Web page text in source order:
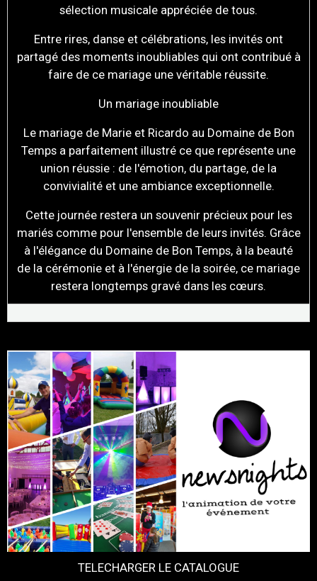
sélection musicale appréciée de tous.
Entre rires, danse et célébrations, les invités ont
partagé des moments inoubliables qui ont contribué à
faire de ce mariage une véritable réussite.
Un mariage inoubliable
Le mariage de Marie et Ricardo au Domaine de Bon
Temps a parfaitement illustré ce que représente une
union réussie : de l'émotion, du partage, de la
convivialité et une ambiance exceptionnelle.
Cette journée restera un souvenir précieux pour les
mariés comme pour l'ensemble de leurs invités. Grâce
à l'élégance du Domaine de Bon Temps, à la beauté
de la cérémonie et à l'énergie de la soirée, ce mariage
restera longtemps gravé dans les cœurs.
TELECHARGER LE CATALOGUE